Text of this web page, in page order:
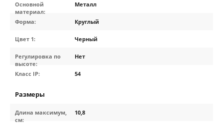
Основной
материал:
Металл
Форма: Круглый
Цвет 1: Черный
Регулировка по
высоте:
Нет
Класс IP: 54
Размеры
Длина максимум,
см:
10,8